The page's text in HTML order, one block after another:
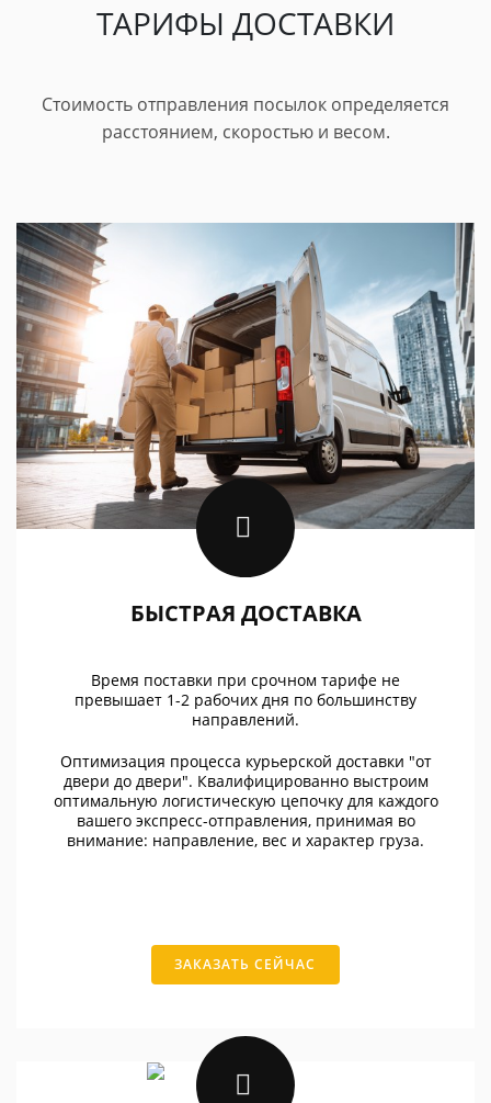
ТАРИФЫ ДОСТАВКИ
Стоимость отправления посылок определяется
расстоянием, скоростью и весом.
БЫСТРАЯ ДОСТАВКА
Время поставки при срочном тарифе не
превышает 1-2 рабочих дня по большинству
направлений.
Оптимизация процесса курьерской доставки "от
двери до двери". Квалифицированно выстроим
оптимальную логистическую цепочку для каждого
вашего экспресс-отправления, принимая во
внимание: направление, вес и характер груза.
ЗАКАЗАТЬ СЕЙЧАС